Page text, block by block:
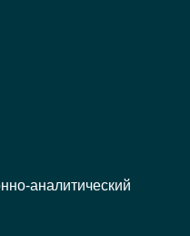
аналитический